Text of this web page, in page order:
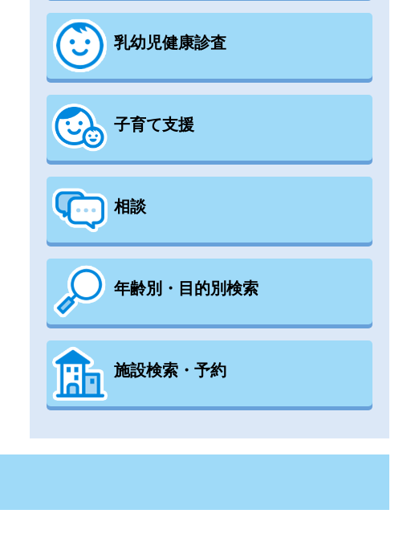
乳幼児健康診査
子育て支援
相談
年齢別・目的別検索
施設検索・予約